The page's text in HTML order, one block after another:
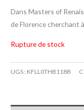
Dans Masters of
de Florence cherchant
Rupture de stock
UGS : KFLL0THB1188